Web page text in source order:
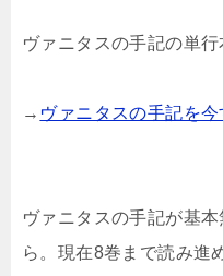
ヴァニタスの手記の単行
→ ヴァニタスの手記を
ヴァニタスの手記が基
ら。現在8巻まで読み進